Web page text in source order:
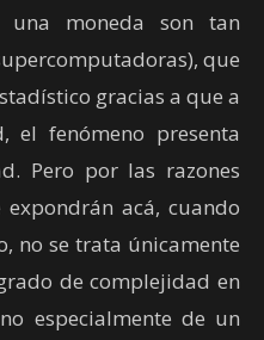
moneda son tan
que
gracias a que a
el fenómeno presenta
Pero por las razones
acá, cuando
no se trata únicamente
de complejidad en
especialmente de un